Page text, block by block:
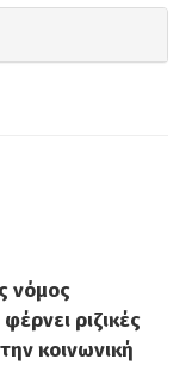
νόμος
ριζικές
κοινωνική